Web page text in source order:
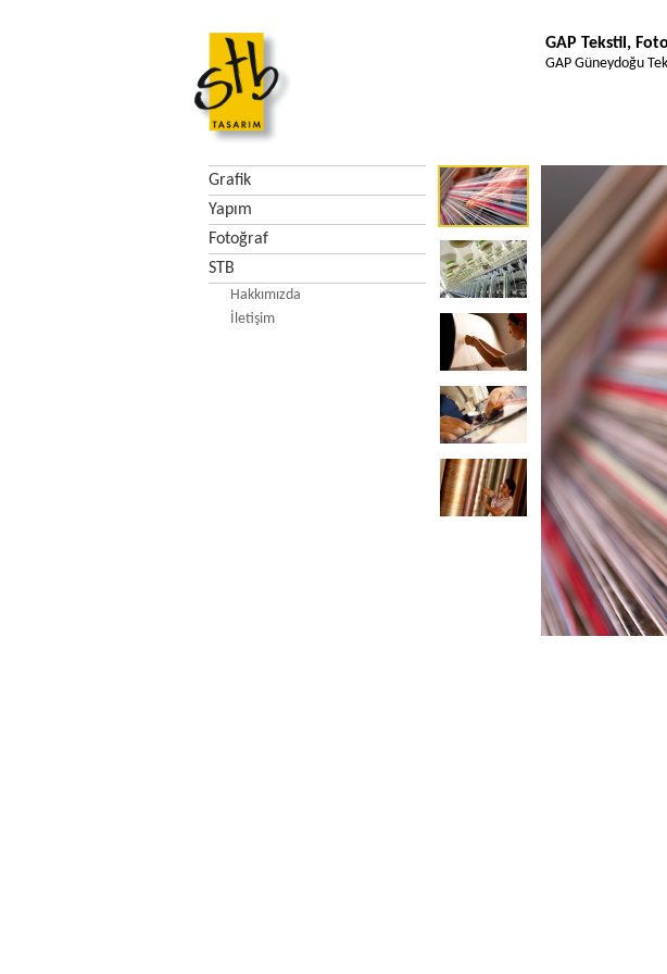
GAP Tekstil,
GAP Güneydoğu
Grafik
Yapım
Fotoğraf
STB
Hakkımızda
İletişim